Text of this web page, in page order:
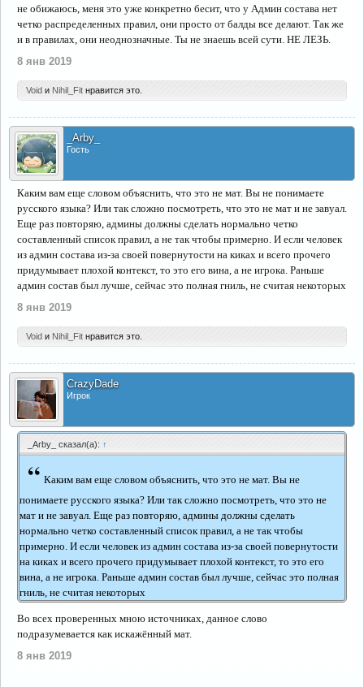
не обижаюсь, меня это уже конкретно бесит, что у Админ состава нет
четко распределенных правил, они просто от балды все делают. Так же
и в правилах, они неоднозначные. Ты не знаешь всей сути. НЕ ЛЕЗЬ.
8 янв 2019
Void и Nihil_Fit нравится это.
_Arby_
Гость
Каким вам еще словом объяснить, что это не мат. Вы не понимаете
русского языка? Или так сложно посмотреть, что это не мат и не завуал.
Еще раз повторяю, админы должны сделать нормально четко
составленный список правил, а не так чтобы примерно. И если человек
из админ состава из-за своей повернутости на киках и всего прочего
придумывает плохой контекст, то это его вина, а не игрока. Раньше
админ состав был лучше, сейчас это полная гниль, не считая некоторых
8 янв 2019
Void и Nihil_Fit нравится это.
CrazyDade
Игрок
_Arby_ сказал(а): ↑
“ Каким вам еще словом объяснить, что это не мат. Вы не
понимаете русского языка? Или так сложно посмотреть, что это не
мат и не завуал. Еще раз повторяю, админы должны сделать
нормально четко составленный список правил, а не так чтобы
примерно. И если человек из админ состава из-за своей повернутости
на киках и всего прочего придумывает плохой контекст, то это его
вина, а не игрока. Раньше админ состав был лучше, сейчас это полная
гниль, не считая некоторых
Во всех проверенных мною источниках, данное слово
подразумевается как искажённый мат.
8 янв 2019